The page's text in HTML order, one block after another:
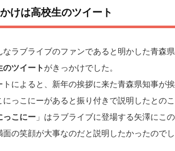
けは高校生のツイート
なラブライブのファンであると明かした青森
のツイート がきっかけでした。
トによると、新年の挨拶に来た青森県知事が
にっこにーがあると振り付きで説明したとのこ
っこにー 」はラブライブに登場する矢澤にこ
面の笑顔が大事なのだと説明したかったのでし